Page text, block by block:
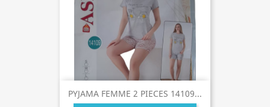
PYJAMA FEMME 2 PIECES 14109...